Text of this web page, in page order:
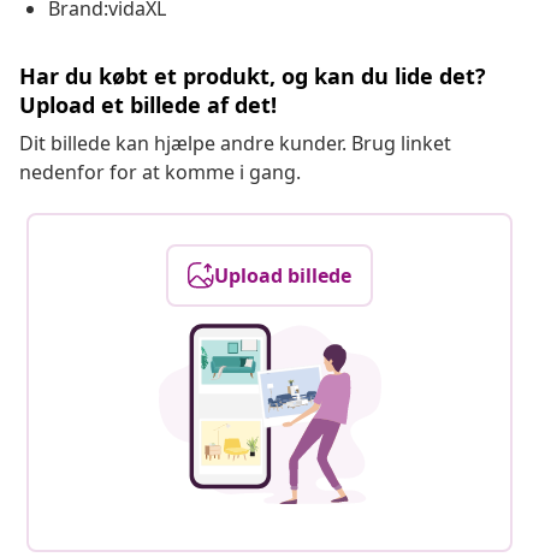
Brand:vidaXL
Har du købt et produkt, og kan du lide det?
Upload et billede af det!
Dit billede kan hjælpe andre kunder. Brug linket
nedenfor for at komme i gang.
Upload billede